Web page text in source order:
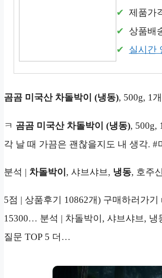
제품가
상품배
실시간
곰곰 미국산 차돌박이 (냉동), 500g, 1
ㅋ 곰곰 미국산 차돌박이 (냉동), 500g,
각 날 때 가끔은 괜찮을지도 내 생각.
분석 | 차돌박이 , 샤브샤브, 냉동, 호주
5점 | 상품후기 10862개) 구매하러가기
15300… 분석 | 차돌박이, 샤브샤브,
질문 TOP 5 더…